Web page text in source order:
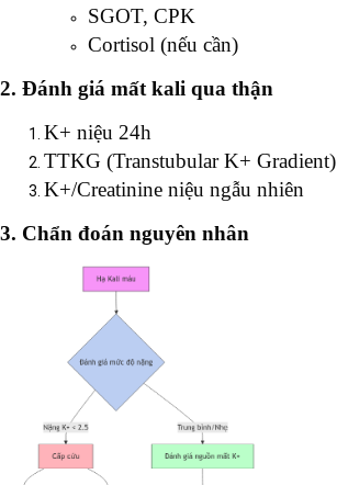
SGOT, CPK
Cortisol (nếu cần)
2. Đánh giá mất kali qua thận
K+ niệu 24h
TTKG (Transtubular K+ Gradient)
K+/Creatinine niệu ngẫu nhiên
3. Chẩn đoán nguyên nhân